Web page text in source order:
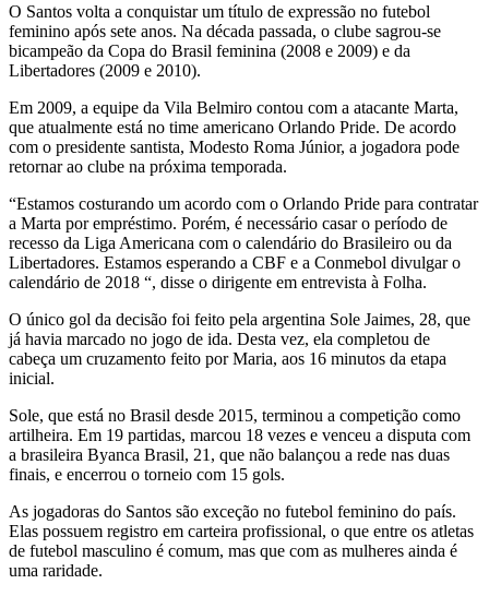
O Santos volta a conquistar um título de expressão no futebol
feminino após sete anos. Na década passada, o clube sagrou-se
bicampeão da Copa do Brasil feminina (2008 e 2009) e da
Libertadores (2009 e 2010).
Em 2009, a equipe da Vila Belmiro contou com a atacante Marta,
que atualmente está no time americano Orlando Pride. De acordo
com o presidente santista, Modesto Roma Júnior, a jogadora pode
retornar ao clube na próxima temporada.
“Estamos costurando um acordo com o Orlando Pride para contratar
a Marta por empréstimo. Porém, é necessário casar o período de
recesso da Liga Americana com o calendário do Brasileiro ou da
Libertadores. Estamos esperando a CBF e a Conmebol divulgar o
calendário de 2018 “, disse o dirigente em entrevista à Folha.
O único gol da decisão foi feito pela argentina Sole Jaimes, 28, que
já havia marcado no jogo de ida. Desta vez, ela completou de
cabeça um cruzamento feito por Maria, aos 16 minutos da etapa
inicial.
Sole, que está no Brasil desde 2015, terminou a competição como
artilheira. Em 19 partidas, marcou 18 vezes e venceu a disputa com
a brasileira Byanca Brasil, 21, que não balançou a rede nas duas
finais, e encerrou o torneio com 15 gols.
As jogadoras do Santos são exceção no futebol feminino do país.
Elas possuem registro em carteira profissional, o que entre os atletas
de futebol masculino é comum, mas que com as mulheres ainda é
uma raridade.